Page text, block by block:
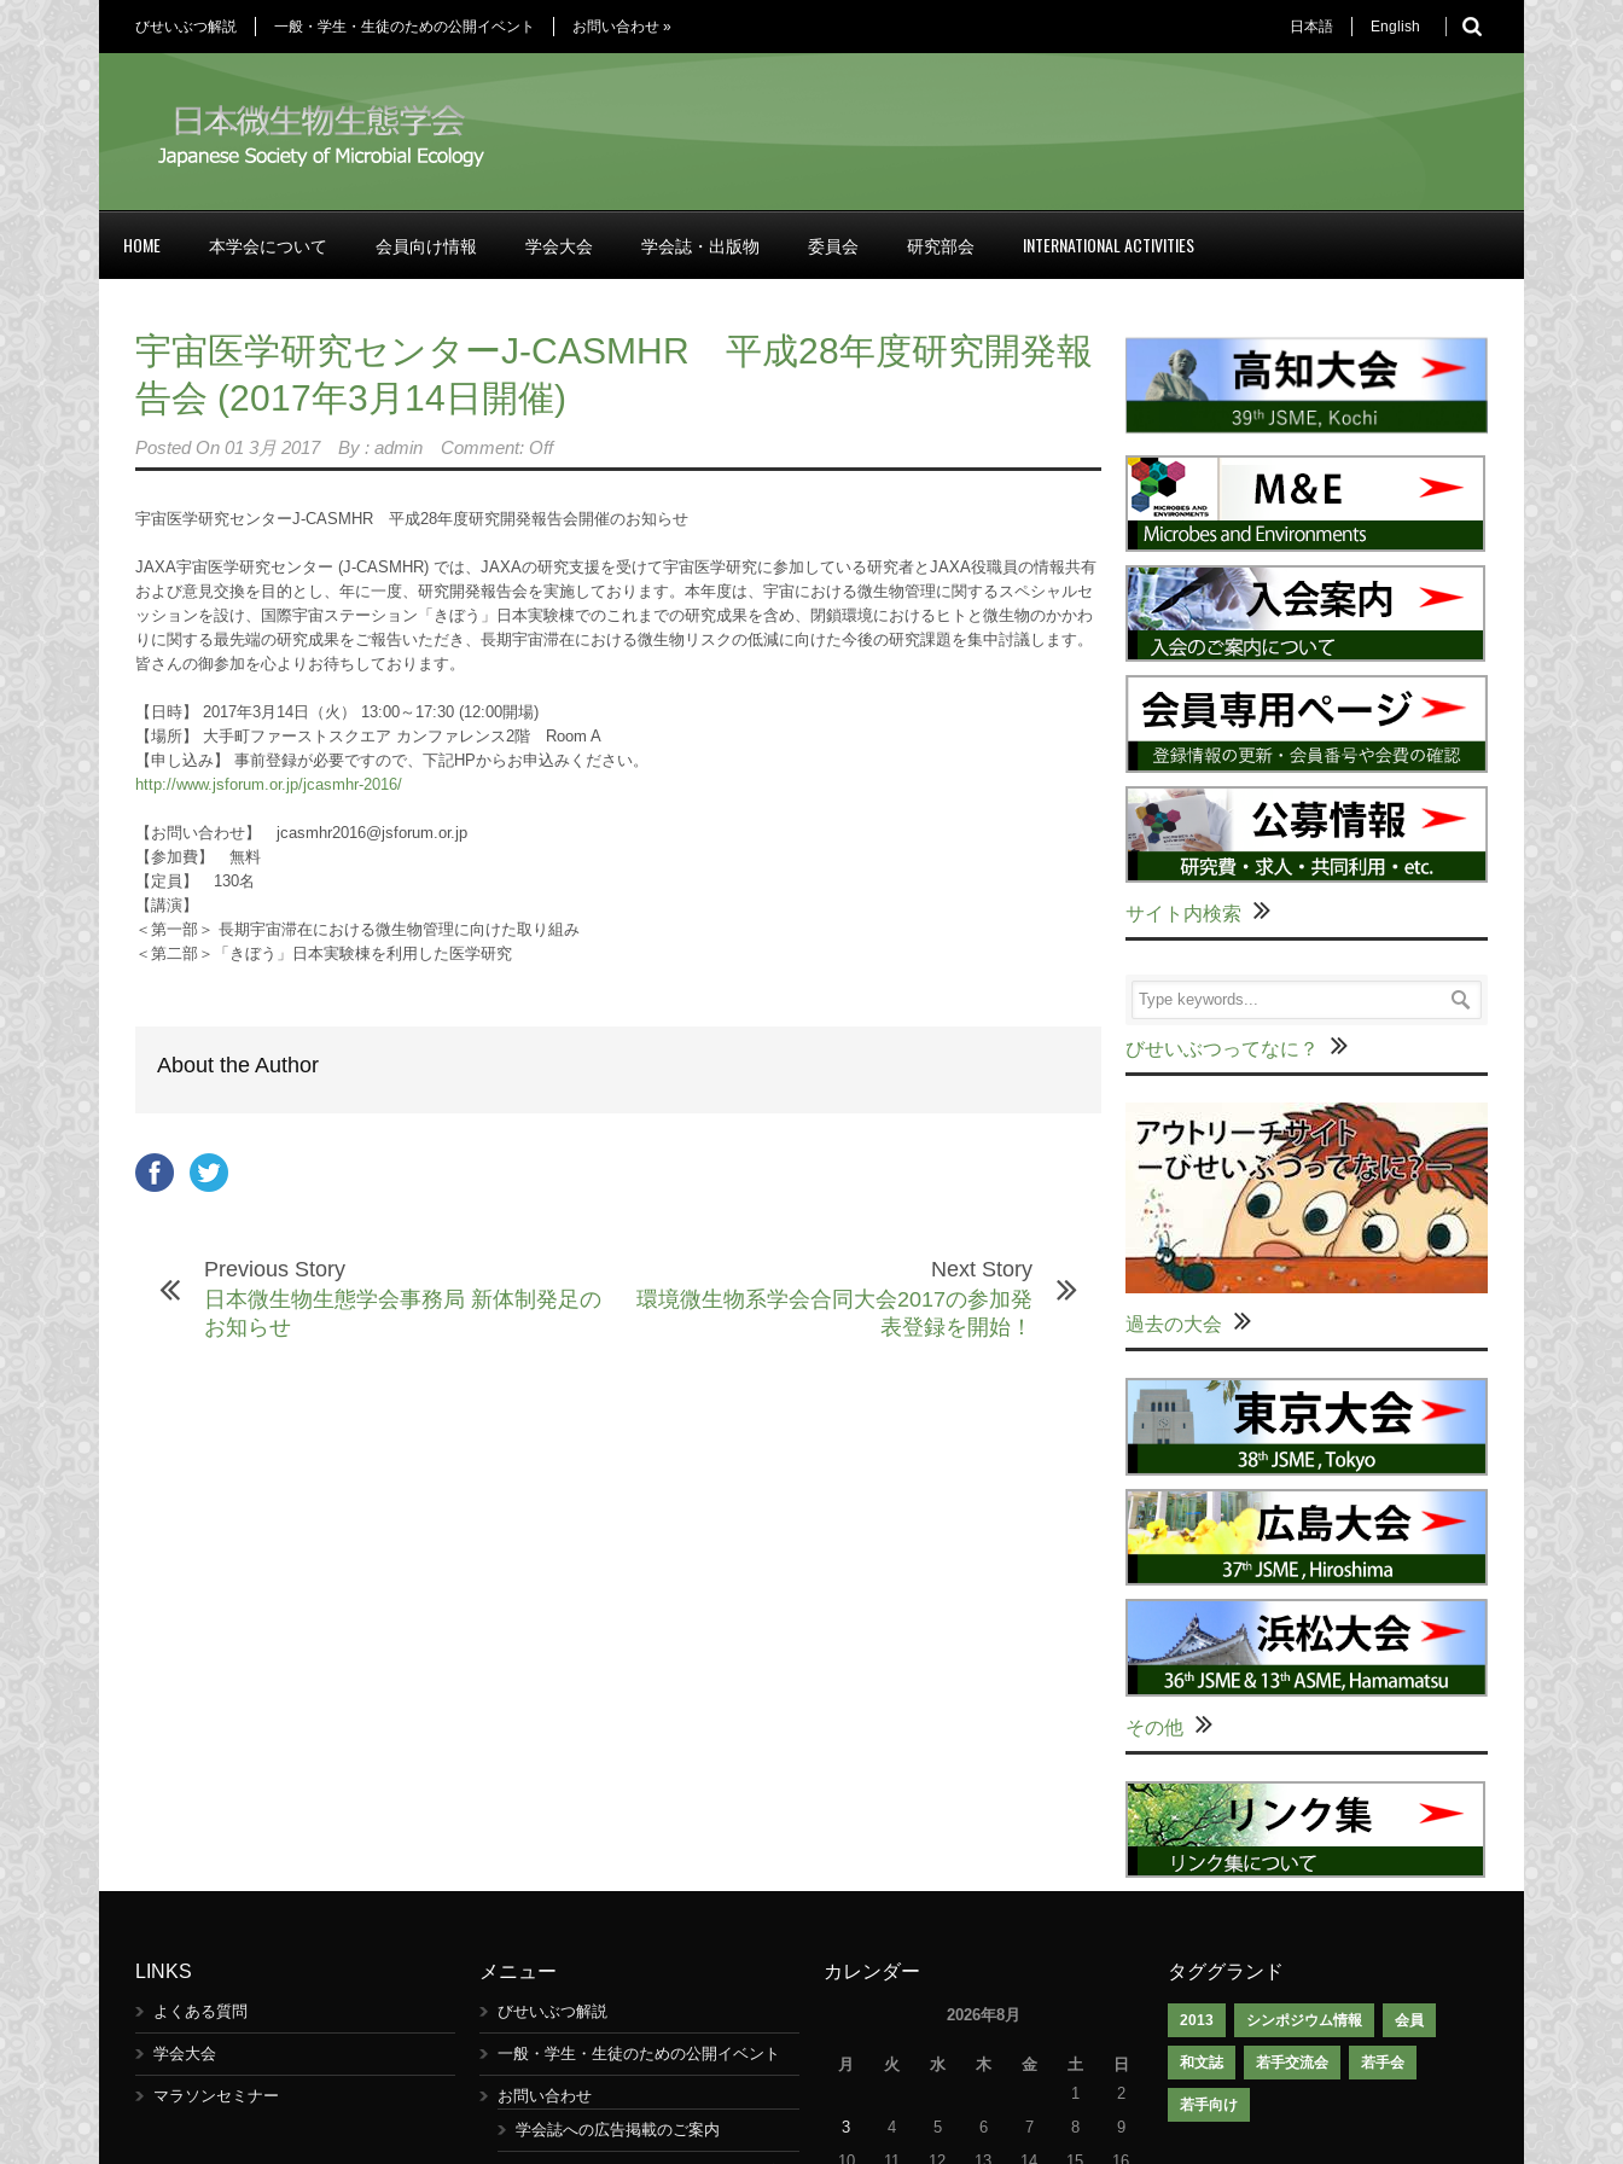
びせいぶつ解説 一般・学生・生徒のための公開イベント お問い合わせ » 日本語 English
HOME 本学会について 会員向け情報 学会大会 学会誌・出版物 委員会 研究部会 INTERNATIONAL ACTIVITIES
宇宙医学研究センターJ-CASMHR 平成28年度研究開発報
告会 (2017年3月14日開催)
Posted On 01 3月 2017 By : admin Comment: Off
宇宙医学研究センターJ-CASMHR 平成28年度研究開発報告会開催のお知らせ
JAXA宇宙医学研究センター (J-CASMHR) では、JAXAの研究支援を受けて宇宙医学研究に参加している研究者とJAXA役職員の情報共有
および意見交換を目的とし、年に一度、研究開発報告会を実施しております。本年度は、宇宙における微生物管理に関するスペシャルセ
ッションを設け、国際宇宙ステーション「きぼう」日本実験棟でのこれまでの研究成果を含め、閉鎖環境におけるヒトと微生物のかかわ
りに関する最先端の研究成果をご報告いただき、長期宇宙滞在における微生物リスクの低減に向けた今後の研究課題を集中討議します。
皆さんの御参加を心よりお待ちしております。
【日時】 2017年3月14日（火） 13:00～17:30 (12:00開場)
【場所】 大手町ファーストスクエア カンファレンス2階 Room A
【申し込み】 事前登録が必要ですので、下記HPからお申込みください。
http://www.jsforum.or.jp/jcasmhr-2016/
【お問い合わせ】 jcasmhr2016@jsforum.or.jp
【参加費】 無料
【定員】 130名
【講演】
＜第一部＞ 長期宇宙滞在における微生物管理に向けた取り組み
＜第二部＞「きぼう」日本実験棟を利用した医学研究
About the Author
Previous Story
日本微生物生態学会事務局 新体制発足の
お知らせ
Next Story
環境微生物系学会合同大会2017の参加発
表登録を開始！
サイト内検索
びせいぶつってなに？
過去の大会
その他
LINKS
よくある質問
学会大会
マラソンセミナー
メニュー
びせいぶつ解説
一般・学生・生徒のための公開イベント
お問い合わせ
学会誌への広告掲載のご案内
カレンダー
2026年8月
月 火 水 木 金 土
日
1
2
3
4 5 6 7 8
9
タググランド
2013 シンポジウム情報 会員
和文誌 若手交流会 若手会
若手向け